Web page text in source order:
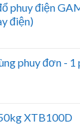
phuy điện
điện)
phuy đơn - 1
XTB100D